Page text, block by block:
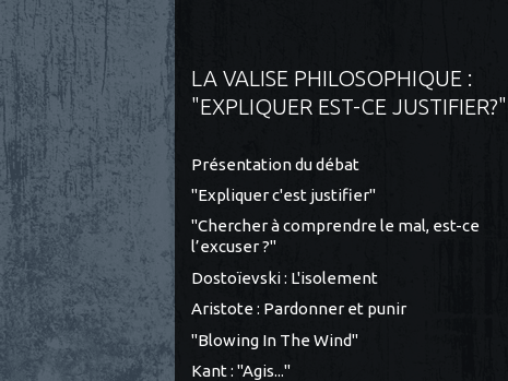
LA VALISE PHILOSOPHIQUE :
"EXPLIQUER EST-CE JUSTIFIER?"
Présentation du débat
"Expliquer c'est justifier"
"Chercher à comprendre le mal, est-ce
l’excuser ?"
Dostoïevski : L'isolement
Aristote : Pardonner et punir
"Blowing In The Wind"
Kant : "Agis..."